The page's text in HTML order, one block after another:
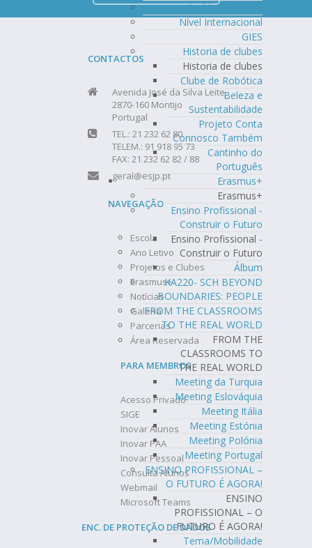
Âmbito Nacional
Nível Internacional
GIES
Historia de clubes
Historia de clubes
Clube de Robótica
Beleza e
Sustentabilidade
Projeto Conta
Connosco Também
Cantinho do
Português
Erasmus+
Erasmus+
Ensino Profissional -
Construir o Futuro
Ensino Profissional -
Construir o Futuro
Álbum
KA220- SCH BEYOND
BOUNDARIES: PEOPLE
FROM THE CLASSROOMS
TO THE REAL WORLD
FROM THE
CLASSROOMS TO
THE REAL WORLD
Meeting da Turquia
Meeting Eslováquia
Meeting Itália
Meeting Estónia
Meeting Polónia
Meeting Portugal
ENSINO PROFISSIONAL –
O FUTURO É AGORA!
ENSINO
PROFISSIONAL – O
FUTURO É AGORA!
Tema/Mobilidade
CONTACTOS
Avenida José da Silva Leite
2870-160 Montijo
Portugal
TEL.: 21 232 62 80
TELEM.: 91 918 95 73
FAX: 21 232 62 82 / 88
geral@esjp.pt
NAVEGAÇÃO
Escola
Ano Letivo
Projetos e Clubes
Erasmus+
Notícias
Galeria
Parcerias
Área Reservada
PARA MEMBROS
Acesso Privado
SIGE
Inovar Alunos
Inovar PAA
Inovar Pessoal
Consulta Alunos
Webmail
Microsoft Teams
ENC. DE PROTEÇÃO DE DADOS